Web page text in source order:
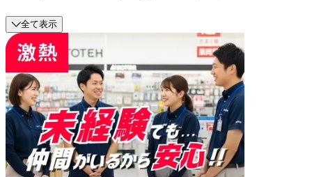
全て表示